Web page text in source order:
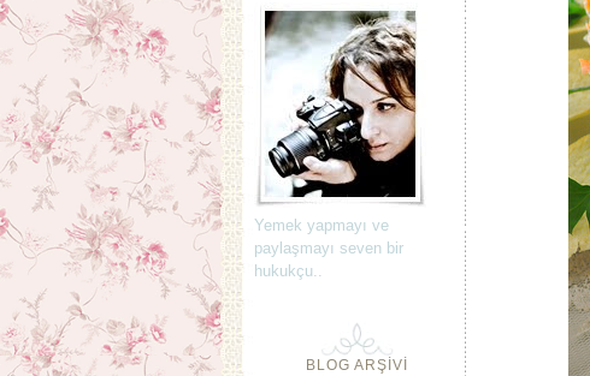
Yemek yapmayı ve
paylaşmayı seven bir
hukukçu..
BLOG ARŞİVİ